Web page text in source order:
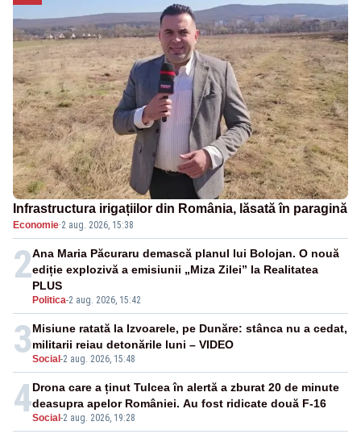
Infrastructura irigațiilor din România, lăsată în paragină
Economie·2 aug. 2026, 15:38
2
Politica-2 aug. 2026, 15:42
Ana Maria Păcuraru demască planul lui Bolojan. O nouă
ediție explozivă a emisiunii „Miza Zilei” la Realitatea
PLUS
3Social -2 aug. 2026, 15:48
Misiune ratată la Izvoarele, pe Dunăre: stânca nu a cedat,
militarii reiau detonările luni – VIDEO
4Social -2 aug. 2026, 19:28
Drona care a ținut Tulcea în alertă a zburat 20 de minute
deasupra apelor României. Au fost ridicate două F-16